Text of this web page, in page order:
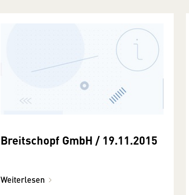
Breitschopf GmbH / 19.11.2015
Weiterlesen